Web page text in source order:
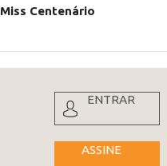
Miss Centenário
ENTRAR
ASSINE